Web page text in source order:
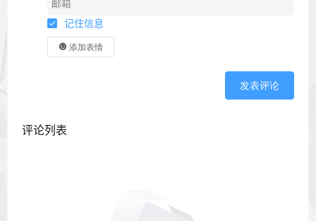
记住信息
添加表情
发表评论
评论列表